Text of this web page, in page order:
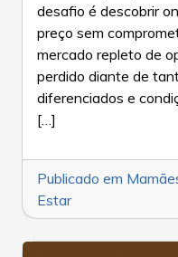
desafio é descobrir
preço sem
mercado repleto de
perdido diante de
diferenciados e
[…]
Publicado em
Estar